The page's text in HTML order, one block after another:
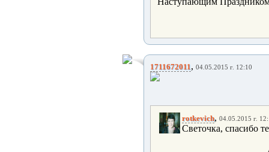
1711672011, 04.05.2015 г. 12:10
rotkevich, 04.05.2015 г.
Светочка, спасибо